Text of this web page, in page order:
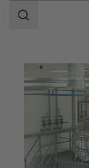
Søkeområde